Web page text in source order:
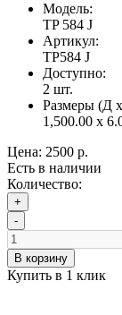
Модель:
TP 584 J
Артикул:
TP584 J
Доступно:
2 шт.
Размеры (Д
1,500.00 x
Цена: 2500 р.
Есть в наличии
Количество:
+
-
В корзину
Купить в 1 клик